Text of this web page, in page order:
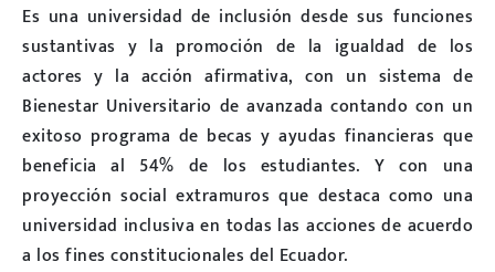
Es una universidad de inclusión desde sus funciones
sustantivas y la promoción de la igualdad de los
actores y la acción afirmativa, con un sistema de
Bienestar Universitario de avanzada contando con un
exitoso programa de becas y ayudas financieras que
beneficia al 54% de los estudiantes. Y con una
proyección social extramuros que destaca como una
universidad inclusiva en todas las acciones de acuerdo
a los fines constitucionales del Ecuador.